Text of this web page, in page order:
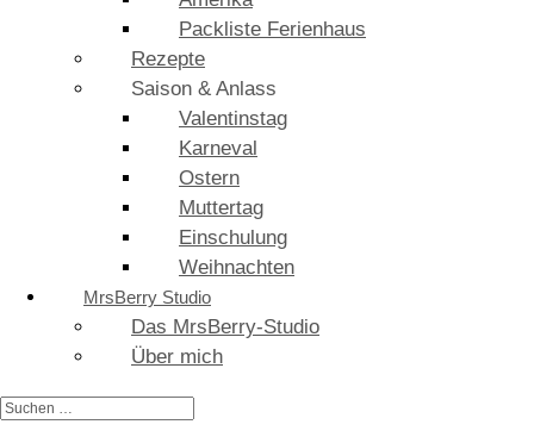
Packliste Ferienhaus
Rezepte
Saison & Anlass
Valentinstag
Karneval
Ostern
Muttertag
Einschulung
Weihnachten
MrsBerry Studio
Das MrsBerry-Studio
Über mich